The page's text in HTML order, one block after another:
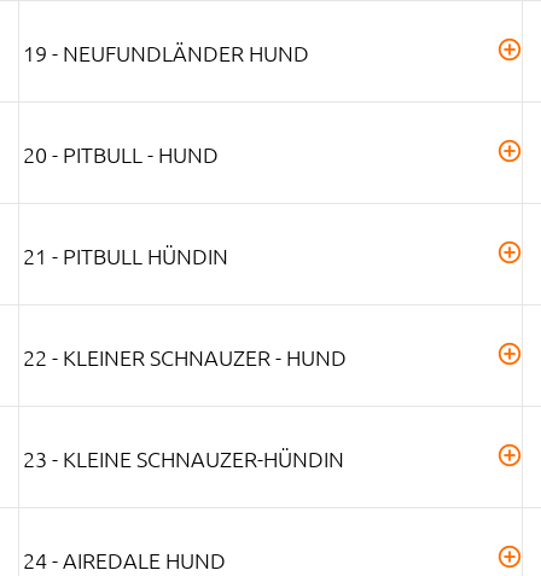
19 - NEUFUNDLÄNDER HUND
20 - PITBULL - HUND
21 - PITBULL HÜNDIN
22 - KLEINER SCHNAUZER - HUND
23 - KLEINE SCHNAUZER-HÜNDIN
24 - AIREDALE HUND